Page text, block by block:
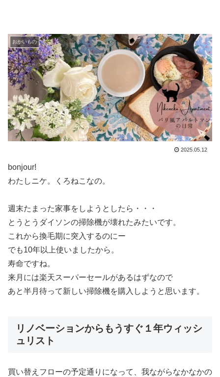
おかいもの
2025.05.12
bonjour!
わたしニケ。くろねこなの。
週末たまった家事をしようとしたら・・・
とうとうダイソンの掃除機が壊れたみたいです。
これから換毛期に突入するのにー
でも10年以上使いましたから。
寿命ですね。
来月には楽天スーパーセールがあるはずなので
あと半月待って新しい掃除機を購入しようと思います。
リノベーションからもうすぐ１年ウィッシ
ュリスト
買い替えフローの予定通りになって、我ながらなかなかの